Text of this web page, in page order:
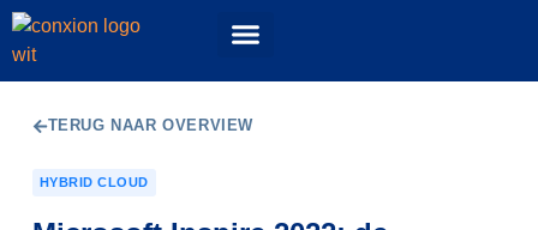
TERUG NAAR OVERVIEW
HYBRID CLOUD